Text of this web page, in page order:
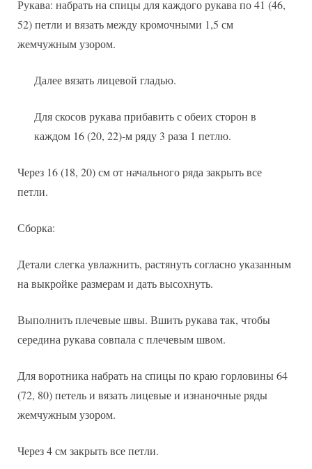
Рукава: набрать на спицы для каждого рукава по 41 (46,
52) петли и вязать между кромочными 1,5 см
жемчужным узором.
Далее вязать лицевой гладью.
Для скосов рукава прибавить с обеих сторон в
каждом 16 (20, 22)-м ряду 3 раза 1 петлю.
Через 16 (18, 20) см от начального ряда закрыть все
петли.
Сборка:
Детали слегка увлажнить, растянуть согласно указанным
на выкройке размерам и дать высохнуть.
Выполнить плечевые швы. Вшить рукава так, чтобы
середина рукава совпала с плечевым швом.
Для воротника набрать на спицы по краю горловины 64
(72, 80) петель и вязать лицевые и изнаночные ряды
жемчужным узором.
Через 4 см закрыть все петли.